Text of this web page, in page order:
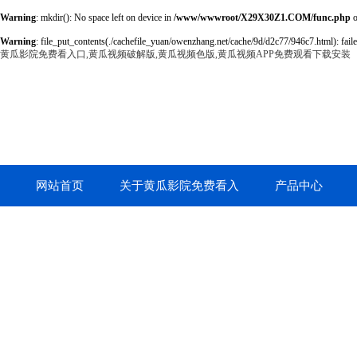
Warning: mkdir(): No space left on device in /www/wwwroot/X29X30Z1.COM/func.php
Warning: file_put_contents(./cachefile_yuan/owenzhang.net/cache/9d/d2c77/946c7.html):
黄瓜影院免费看入口,黄瓜视频破解版,黄瓜视频色版,黄瓜视频APP免费观看下载安装
网站首页 关于黄瓜影院免费看入 产品中心